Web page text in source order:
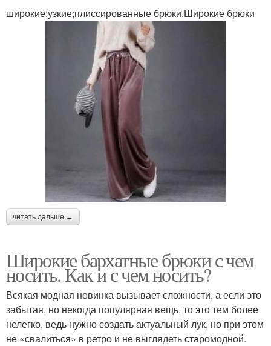
широкие;узкие;плиссированные брюки.Широкие брюки
читать дальше →
Широкие бархатные брюки с чем
носить. Как и с чем носить?
Всякая модная новинка вызывает сложности, а если это
забытая, но некогда популярная вещь, то это тем более
нелегко, ведь нужно создать актуальный лук, но при этом
не «свалиться» в ретро и не выглядеть старомодной.